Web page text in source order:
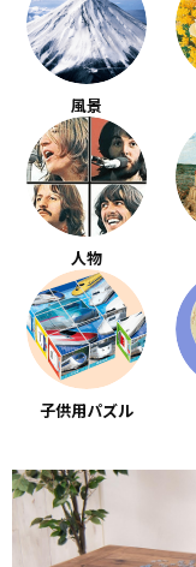
風景
人物
子供用パズル